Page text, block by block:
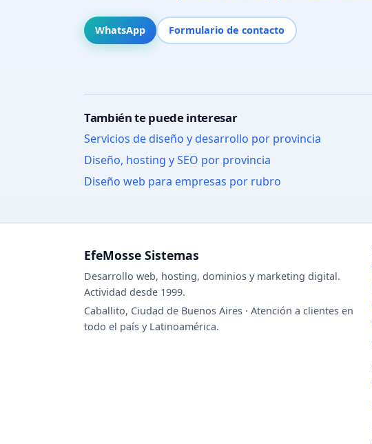
WhatsApp Formulario de contacto
También te puede interesar
Servicios de diseño y desarrollo por provincia
Diseño, hosting y SEO por provincia
Diseño web para empresas por rubro
EfeMosse Sistemas
Desarrollo web, hosting, dominios y marketing digital.
Actividad desde 1999.
Caballito, Ciudad de Buenos Aires · Atención a clientes en
todo el país y Latinoamérica.